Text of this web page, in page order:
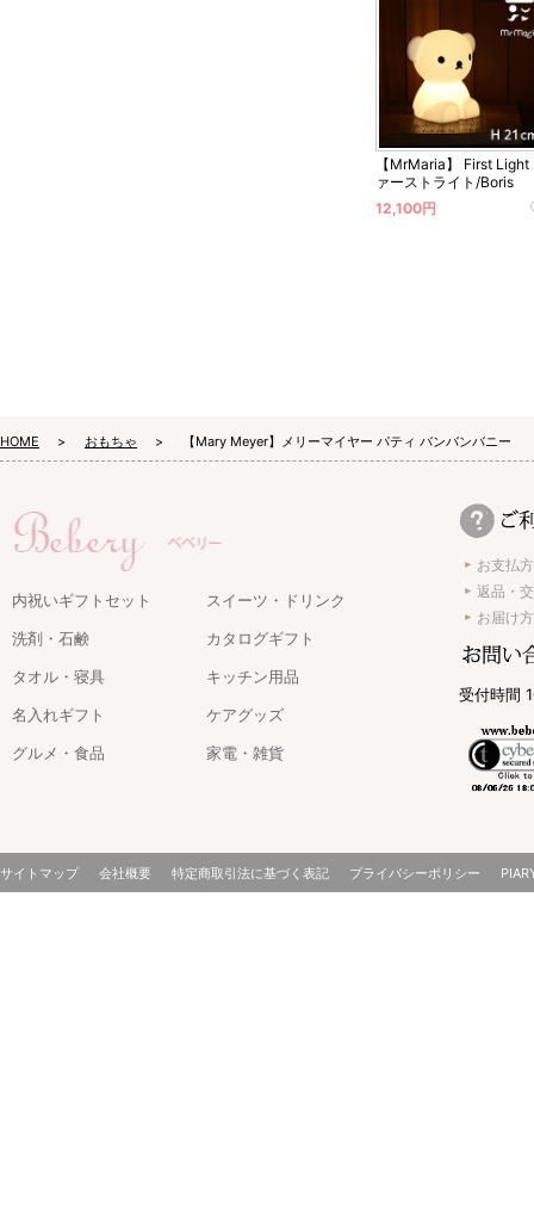
【MrMaria】 First Light
ァーストライト/Boris
12,100円
HOME おもちゃ 【Mary Meyer】メリーマイヤー パティ バンバンバニー
内祝いギフトセット
スイーツ・ドリンク
洗剤・石鹸
カタログギフト
タオル・寝具
キッチン用品
名入れギフト
ケアグッズ
グルメ・食品
家電・雑貨
お支払
返品・
お届け
受付時間
サイトマップ 会社概要 特定商取引法に基づく表記 プライバシーポリシー